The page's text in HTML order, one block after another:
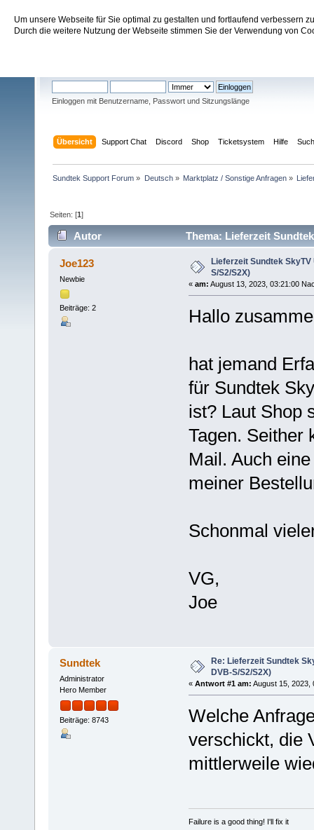
Um unsere Webseite für Sie optimal zu gestalten und fortlaufend verbessern
Durch die weitere Nutzung der Webseite stimmen Sie der Verwendung von
Sundtek Support Forum
Einloggen mit Benutzername, Passwort und Sitzungslänge
Übersicht Support Chat Discord Shop Ticketsystem Hilfe
Sundtek Support Forum » Deutsch» Marktplatz / Sonstige Anfragen»
Seiten: [1]
Autor Thema: Lieferzeit
Joe123
Newbie
Beiträge: 2
Lieferzeit Sundtek
S/S2/S2X)
« am: August 13, 2023, 03:21:00
Hallo
hat jemand
für Sundtek
ist? Laut Shop
Tagen. Seither
Mail. Auch
meiner
Schonmal
VG,
Joe
Sundtek
Administrator
Hero Member
Beiträge: 8743
Re: Lieferzeit Sundtek
DVB-S/S2/S2X)
« Antwort #1 am: August 15, 2023,
Welche
verschickt, die
mittlerweile
Failure is a good thing! I'll fix it